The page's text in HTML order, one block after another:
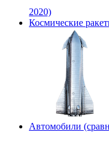
2020)
Космические
Автомобили